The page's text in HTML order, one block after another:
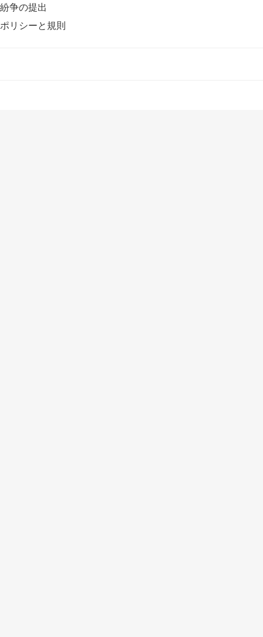
紛争の提出
ポリシーと規則